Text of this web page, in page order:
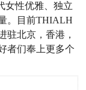
女性优雅、独立
。目前THIALH
驻北京，香港，
者们奉上更多个